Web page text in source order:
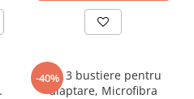
-40%
Set 3 bustiere pentru
alaptare, Microfibra